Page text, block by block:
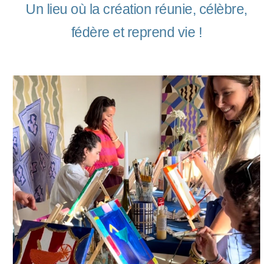
Un lieu où la création réunie, célèbre,
fédère et reprend vie !